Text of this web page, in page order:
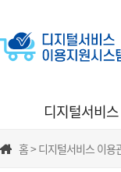
디지털서비
홈 > 디지털서비스 이용